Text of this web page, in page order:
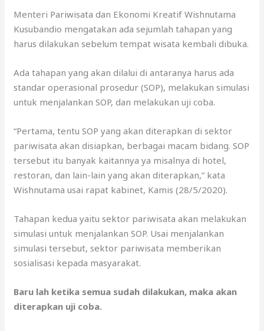
Menteri Pariwisata dan Ekonomi Kreatif Wishnutama
Kusubandio mengatakan ada sejumlah tahapan yang
harus dilakukan sebelum tempat wisata kembali dibuka.
Ada tahapan yang akan dilalui di antaranya harus ada
standar operasional prosedur (SOP), melakukan simulasi
untuk menjalankan SOP, dan melakukan uji coba.
“Pertama, tentu SOP yang akan diterapkan di sektor
pariwisata akan disiapkan, berbagai macam bidang. SOP
tersebut itu banyak kaitannya ya misalnya di hotel,
restoran, dan lain-lain yang akan diterapkan,” kata
Wishnutama usai rapat kabinet, Kamis (28/5/2020).
Tahapan kedua yaitu sektor pariwisata akan melakukan
simulasi untuk menjalankan SOP. Usai menjalankan
simulasi tersebut, sektor pariwisata memberikan
sosialisasi kepada masyarakat.
Baru lah ketika semua sudah dilakukan, maka akan
diterapkan uji coba.